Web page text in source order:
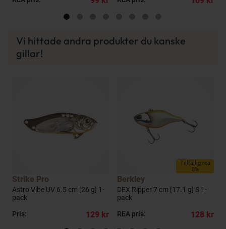
Vi hittade andra produkter du kanske
gillar!
Strike Pro
Astro Vibe UV 6.5 cm [26 g] 1-
pack
Pris:
129 kr
Tillfällig rea
8%
Berkley
DEX Ripper 7 cm [17.1 g] S 1-
pack
REA pris:
128 kr